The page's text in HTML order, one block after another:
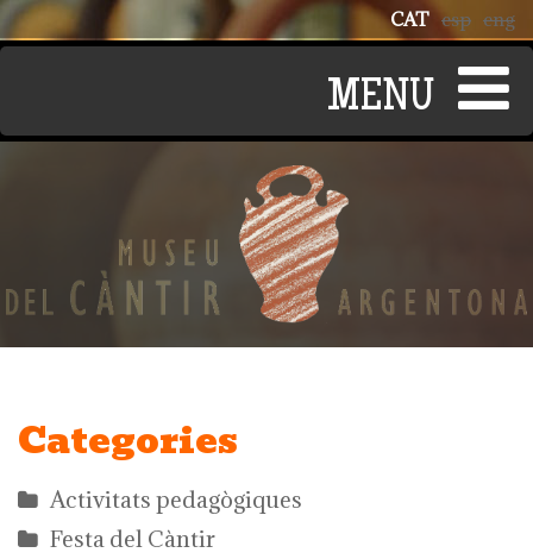
Vés al contingut eng
esp
CAT
Categories
Activitats pedagògiques
Festa del Càntir